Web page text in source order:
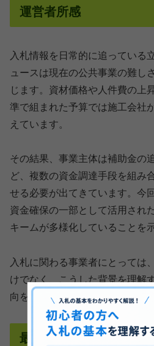
運営者所感
入札情報を日常的に追っている
ュースは現在の公共事業の難し
じます。資材価格や人件費の上
準で組まれた予算では施工会社
えています。
その結果、事業主体は補助金の
ど、複数の資金調達手段を組み
せる必要が出てきています。今
資金確保の一部として活用され
キームが多様化していることを
入札に関わる事業者にとっては
けでなく、こうした背景を理解
向を読む上で重要になるでしょ
最後に